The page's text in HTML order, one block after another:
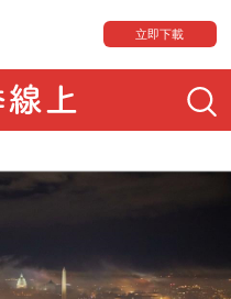
立即下載